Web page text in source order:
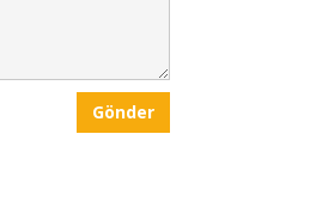
Gönder